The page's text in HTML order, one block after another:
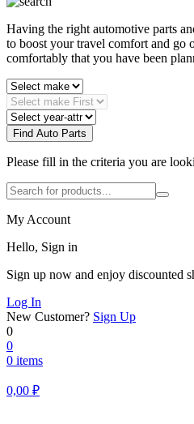
Having the right automotive parts
to boost your travel comfort and go
comfortably that you have been
Find Auto Parts
Please fill in the criteria you are
My Account
Hello, Sign in
Sign up now and enjoy discounted
Log In
New Customer? Sign Up
0
0
0 items
0,00 ₽